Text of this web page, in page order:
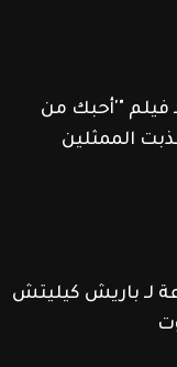
"'أحبك من
الممثلين
لـ باريش كيليتش